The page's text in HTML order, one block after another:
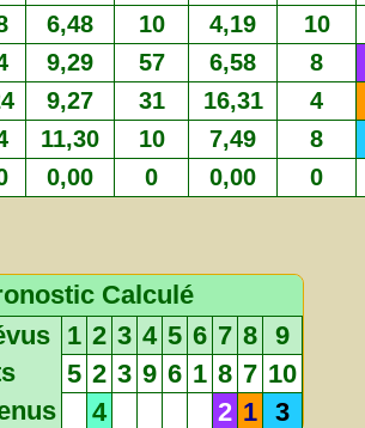
6,48 10 4,19 10
9,29 57 6,58 8
9,27 31 16,31 4
11,30 10 7,49 8
0,00 0 0,00 0
Calculé
1 2 3 4 5 6 7 8 9
5 2 3 9 6 1 8 7 10
4 2 1 3